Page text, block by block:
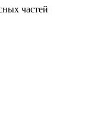
частей